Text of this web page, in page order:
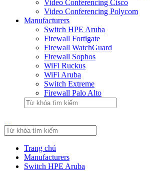
Video Conferencing Cisco
Video Conferencing Polycom
Manufacturers
Switch HPE Aruba
Firewall Fortigate
Firewall WatchGuard
Firewall Sophos
WiFi Ruckus
WiFi Aruba
Switch Extreme
Firewall Palo Alto
Trang chủ
Manufacturers
Switch HPE Aruba